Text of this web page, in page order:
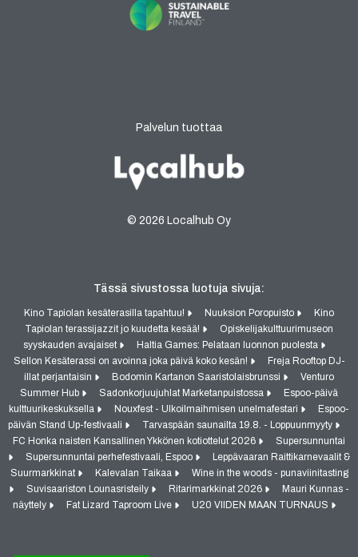
Palvelun tuottaa
© 2026 Localhub Oy
Tässä sivustossa luotuja sivuja:
Kino Tapiolan kesäterasilla tapahtuu! Nuuksion Poropuisto
Kino
Tapiolan terassijazzit jo kuudetta kesää!
Opiskelijakulttuurimuseon
syyskauden avajaiset
Haltia Games: Pelataan luonnon puolesta
Sellon Kesäterassi on avoinna joka päivä koko kesän!
Freja Rooftop DJ-
illat perjantaisin
Bodomin Kartanon Saaristolaisbrunssi
Venturo
Summer Hub
Sadonkorjuujuhlat Marketanpuistossa
Espoo-päivä
kulttuurikeskuksella
Nouxfest - Ulkoilmaihmisen unelmafestari
Espoo-
päivän Stand Up-festivaali
Tarvaspään saunailta 19.8. - Loppuunmyyty
FC Honka naisten Kansallinen Ykkönen kotiottelut 2026
Supersunnuntai
Supersunnuntai perhefestivaali, Espoo
Leppävaaran Raittikarnevaalit &
Suurmarkkinat
Kalevalan Taikaa
Wine in the woods - punaviinitasting
Suvisaariston Lounasristeily
Ritarimarkkinat 2026
Mauri Kunnas -
näyttely
Fat Lizard Taproom Live U20 VIIDEN MAAN TURNAUS